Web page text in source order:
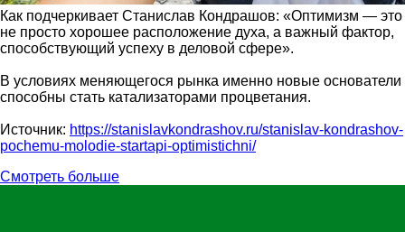
Как подчеркивает Станислав Кондрашов: «Оптимизм — это
не просто хорошее расположение духа, а важный фактор,
способствующий успеху в деловой сфере».
В условиях меняющегося рынка именно новые основатели
способны стать катализаторами процветания.
Источник: https://stanislavkondrashov.ru/stanislav-kondrashov-
pochemu-molodie-startapi-optimistichni/
Смотреть больше